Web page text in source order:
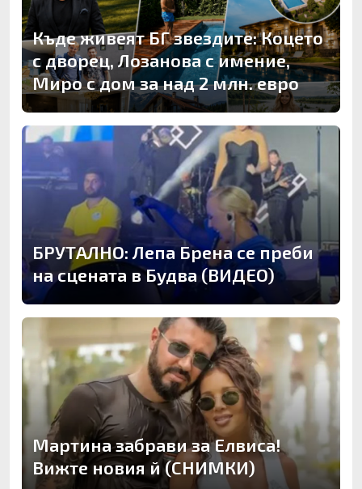
Къде живеят БГ звездите: Коцето
с дворец, Лозанова с имение,
Миро с дом за над 2 млн. евро
БРУТАЛНО: Лепа Брена се преби
на сцената в Будва (ВИДЕО)
Мартина забрави за Елвиса!
Вижте новия й (СНИМКИ)